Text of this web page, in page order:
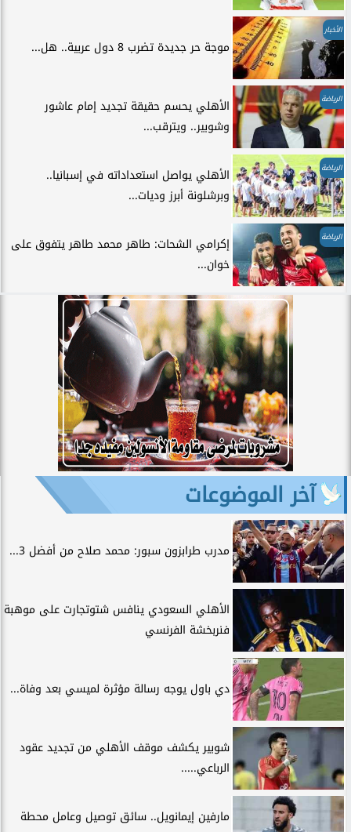
الأخبار
موجة حر جديدة تضرب 8 دول عربية.. هل...
الرياضة
الأهلي يحسم حقيقة تجديد إمام عاشور
وشوبير.. ويترقب...
الرياضة
الأهلي يواصل استعداداته في إسبانيا..
وبرشلونة أبرز وديات...
الرياضة
إكرامي الشحات: طاهر محمد طاهر يتفوق على
خوان...
آخر الموضوعات
مدرب طرابزون سبور: محمد صلاح من أفضل 3...
الأهلي السعودي ينافس شتوتجارت على موهبة
فنربخشة الفرنسي
دي باول يوجه رسالة مؤثرة لميسي بعد وفاة...
شوبير يكشف موقف الأهلي من تجديد عقود
الرباعي.....
مارفين إيمانويل.. سائق توصيل وعامل محطة